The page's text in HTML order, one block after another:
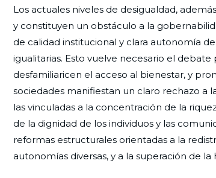
Los actuales niveles de desigualdad,
y constituyen un obstáculo a la
de calidad institucional y clara autonomía
igualitarias. Esto vuelve necesario el
desfamiliaricen el acceso al bienestar, y
sociedades manifiestan un claro rechazo a
las vinculadas a la concentración de la
de la dignidad de los individuos y las
reformas estructurales orientadas a la
autonomías diversas, y a la superación de